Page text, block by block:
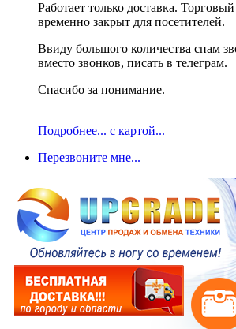
Работает только доставка. Торговый
временно закрыт для посетителей.
Ввиду большого количества спам
вместо звонков, писать в телеграм.
Спасибо за понимание.
Подробнее... с картой...
Перезвоните мне...